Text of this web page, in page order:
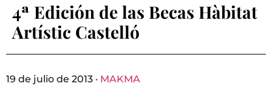
4ª Edición de las Becas Hàbitat
Artístic Castelló
19 de julio de 2013 · MAKMA